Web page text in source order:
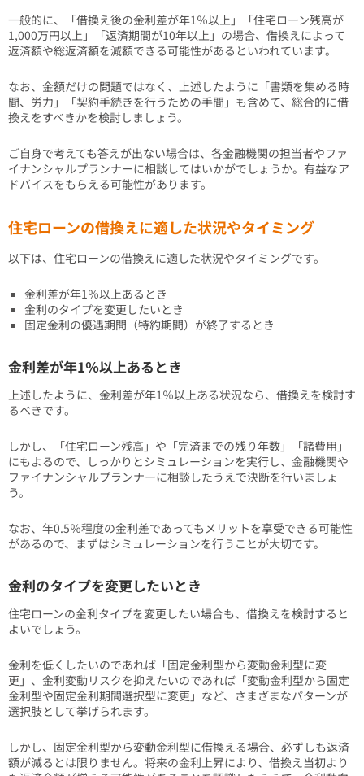
一般的に、「借換え後の金利差が年1％以上」「住宅ローン残高が
1,000万円以上」「返済期間が10年以上」の場合、借換えによって
返済額や総返済額を減額できる可能性があるといわれています。
なお、金額だけの問題ではなく、上述したように「書類を集める時
間、労力」「契約手続きを行うための手間」も含めて、総合的に借
換えをすべきかを検討しましょう。
ご自身で考えても答えが出ない場合は、各金融機関の担当者やファ
イナンシャルプランナーに相談してはいかがでしょうか。有益なア
ドバイスをもらえる可能性があります。
住宅ローンの借換えに適した状況やタイミング
以下は、住宅ローンの借換えに適した状況やタイミングです。
金利差が年1％以上あるとき
金利のタイプを変更したいとき
固定金利の優遇期間（特約期間）が終了するとき
金利差が年1％以上あるとき
上述したように、金利差が年1％以上ある状況なら、借換えを検討す
るべきです。
しかし、「住宅ローン残高」や「完済までの残り年数」「諸費用」
にもよるので、しっかりとシミュレーションを実行し、金融機関や
ファイナンシャルプランナーに相談したうえで決断を行いましょ
う。
なお、年0.5％程度の金利差であってもメリットを享受できる可能性
があるので、まずはシミュレーションを行うことが大切です。
金利のタイプを変更したいとき
住宅ローンの金利タイプを変更したい場合も、借換えを検討すると
よいでしょう。
金利を低くしたいのであれば「固定金利型から変動金利型に変
更」、金利変動リスクを抑えたいのであれば「変動金利型から固定
金利型や固定金利期間選択型に変更」など、さまざまなパターンが
選択肢として挙げられます。
しかし、固定金利型から変動金利型に借換える場合、必ずしも返済
額が減るとは限りません。将来の金利上昇により、借換え当初より